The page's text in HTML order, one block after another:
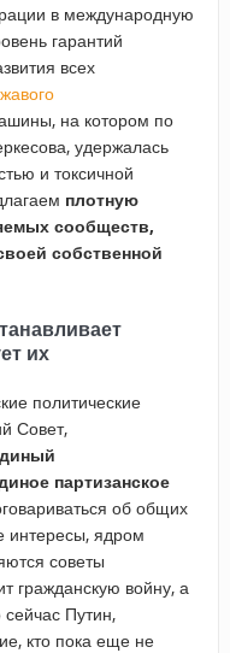
в международную
гарантий
всех
на котором по
удержалась
и токсичной
плотную
сообществ,
собственной
их
политические
Совет,
партизанское
об общих
интересы, ядром
советы
гражданскую войну, а
Путин,
кто пока еще не